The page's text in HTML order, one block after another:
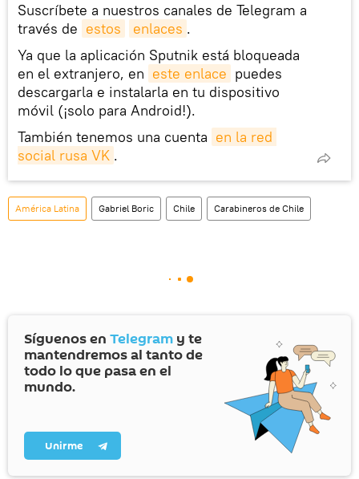
Suscríbete a nuestros canales de Telegram a
través de estos enlaces .
Ya que la aplicación Sputnik está bloqueada
en el extranjero, en este enlace puedes
descargarla e instalarla en tu dispositivo
móvil (¡solo para Android!).
También tenemos una cuenta en la red
social rusa VK .
América Latina Gabriel Boric Chile Carabineros de Chile
Síguenos en Telegram y te
mantendremos al tanto de
todo lo que pasa en el
mundo.
Unirme